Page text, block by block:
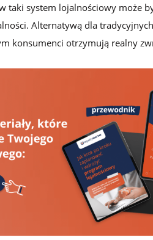
taki system lojalnościowy może
Alternatywą dla tradycyjnych
konsumenci otrzymują realny